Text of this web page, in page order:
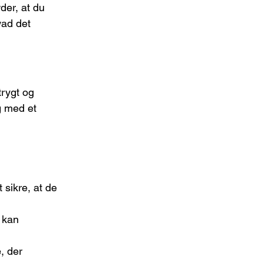
at du
det
og
med et
sikre, at de
der